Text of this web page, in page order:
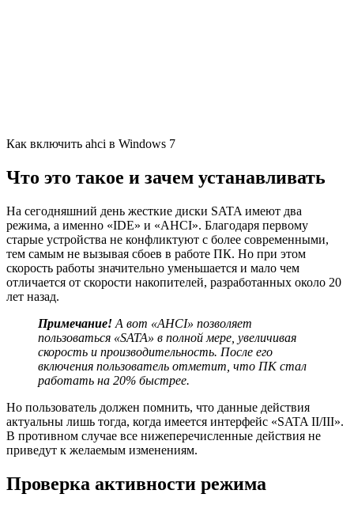
Как включить ahci в Windows 7
Что это такое и зачем устанавливать
На сегодняшний день жесткие диски SATA имеют два
режима, а именно «IDE» и «AHCI». Благодаря первому
старые устройства не конфликтуют с более современными,
тем самым не вызывая сбоев в работе ПК. Но при этом
скорость работы значительно уменьшается и мало чем
отличается от скорости накопителей, разработанных около 20
лет назад.
Примечание! А вот «AHCI» позволяет
пользоваться «SATA» в полной мере, увеличивая
скорость и производительность. После его
включения пользователь отметит, что ПК стал
работать на 20% быстрее.
Но пользователь должен помнить, что данные действия
актуальны лишь тогда, когда имеется интерфейс «SATA II/III».
В противном случае все нижеперечисленные действия не
приведут к желаемым изменениям.
Проверка активности режима